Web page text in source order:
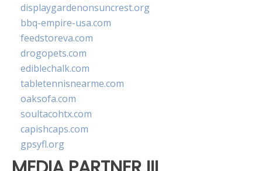
displaygardenonsuncrest.org
bbq-empire-usa.com
feedstoreva.com
drogopets.com
ediblechalk.com
tabletennisnearme.com
oaksofa.com
soultacohtx.com
capishcaps.com
gpsyfl.org